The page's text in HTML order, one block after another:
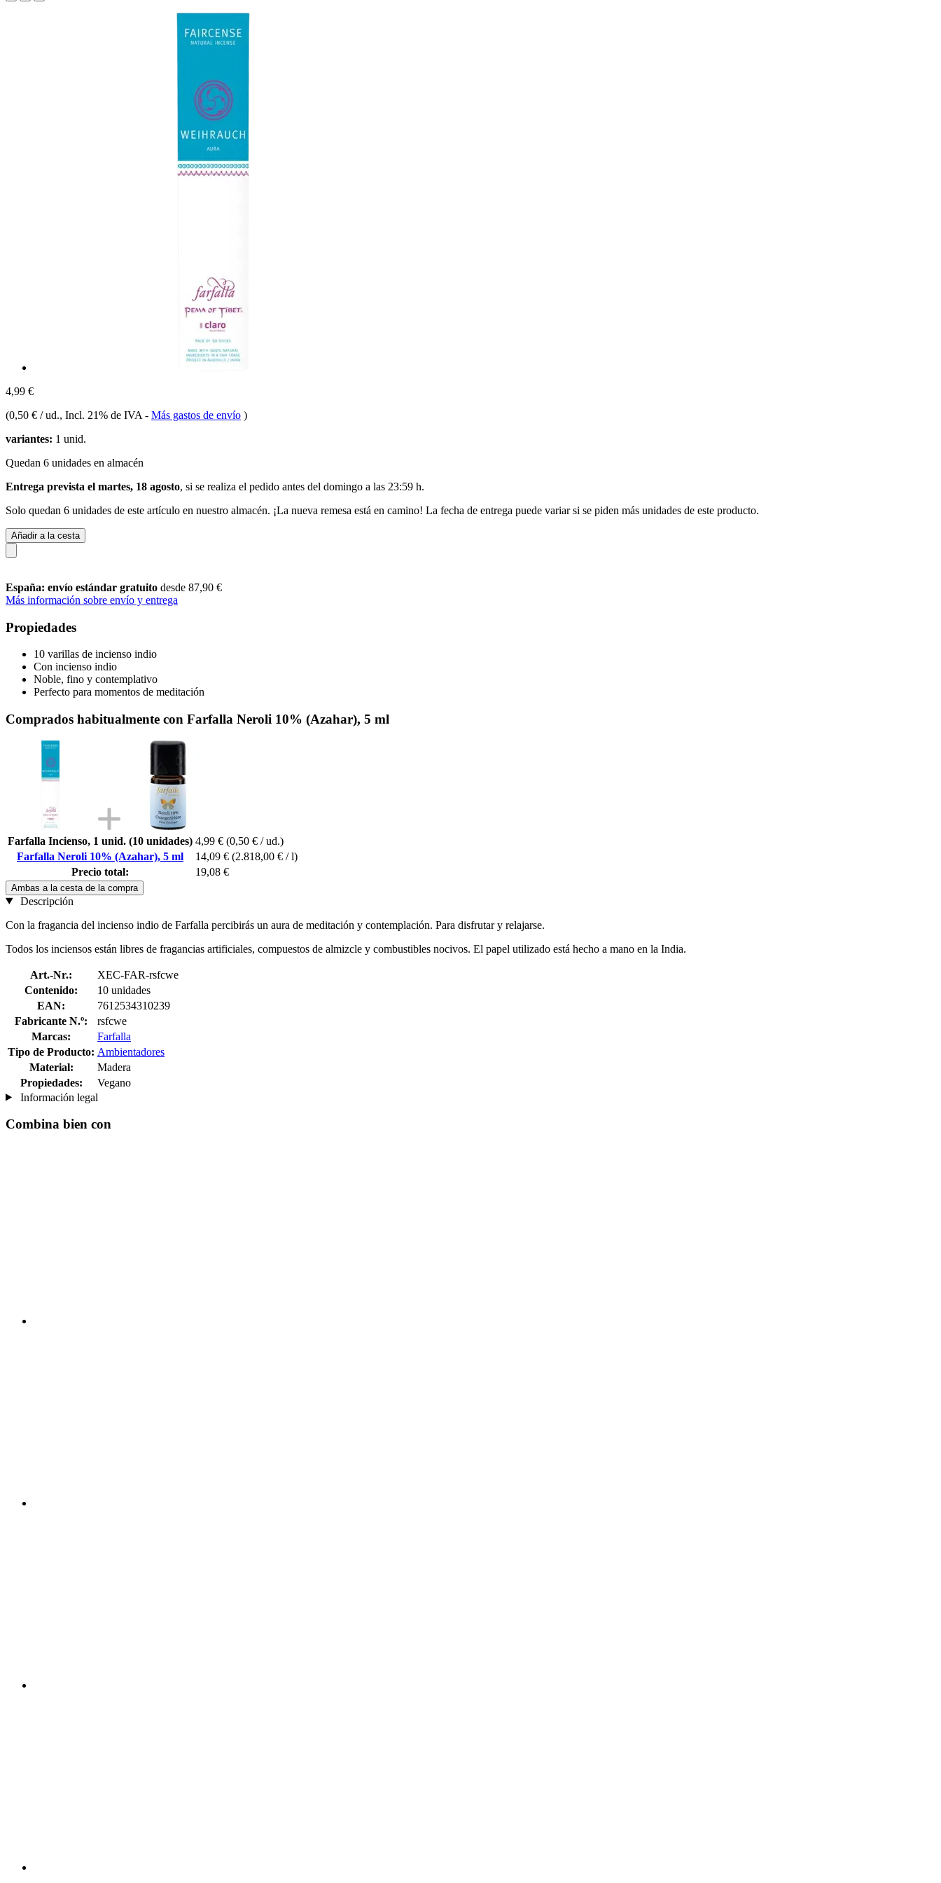
4,99 €
(0,50 € / ud., Incl. 21% de IVA - Más gastos de envío )
variantes: 1 unid.
Quedan 6 unidades en almacén
Entrega prevista el martes, 18 agosto, si se realiza el pedido antes del domingo a las 23:59 h.
Solo quedan 6 unidades de este artículo en nuestro almacén. ¡La nueva remesa está en camino! La fecha de entrega puede variar si se piden más unidades de este producto.
Añadir a la cesta
España: envío estándar gratuito desde 87,90 €
Más información sobre envío y entrega
Propiedades
10 varillas de incienso indio
Con incienso indio
Noble, fino y contemplativo
Perfecto para momentos de meditación
Comprados habitualmente con Farfalla Neroli 10% (Azahar), 5 ml
Farfalla Incienso, 1 unid. (10 unidades) 4,99 € (0,50 € / ud.)
Farfalla Neroli 10% (Azahar), 5 ml
14,09 € (2.818,00 € / l)
Precio total:
19,08 €
Ambas a la cesta de la compra
Descripción
Con la fragancia del incienso indio de Farfalla percibirás un aura de meditación y contemplación. Para disfrutar y relajarse.
Todos los inciensos están libres de fragancias artificiales, compuestos de almizcle y combustibles nocivos. El papel utilizado está hecho a mano en la India.
Art.-Nr.:
XEC-FAR-rsfcwe
Contenido:
10 unidades
EAN:
7612534310239
Fabricante N.º:
rsfcwe
Marcas:
Farfalla
Tipo de Producto: Ambientadores
Material:
Madera
Propiedades:
Vegano
Información legal
Combina bien con